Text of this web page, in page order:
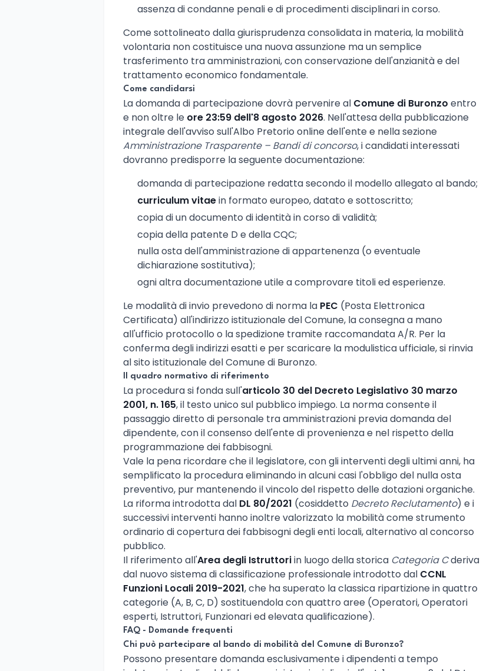
assenza di condanne penali e di procedimenti disciplinari in corso.
Come sottolineato dalla giurisprudenza consolidata in materia, la mobilità
volontaria non costituisce una nuova assunzione ma un semplice
trasferimento tra amministrazioni, con conservazione dell'anzianità e del
trattamento economico fondamentale.
Come candidarsi
La domanda di partecipazione dovrà pervenire al Comune di Buronzo entro
e non oltre le ore 23:59 dell'8 agosto 2026. Nell'attesa della pubblicazione
integrale dell'avviso sull'Albo Pretorio online dell'ente e nella sezione
Amministrazione Trasparente – Bandi di concorso, i candidati interessati
dovranno predisporre la seguente documentazione:
domanda di partecipazione redatta secondo il modello allegato al bando;
curriculum vitaein formato europeo, datato e sottoscritto;
copia di un documento di identità in corso di validità;
copia della patente D e della CQC;
nulla osta dell'amministrazione di appartenenza (o eventuale
dichiarazione sostitutiva);
ogni altra documentazione utile a comprovare titoli ed esperienze.
Le modalità di invio prevedono di norma la PEC (Posta Elettronica
Certificata) all'indirizzo istituzionale del Comune, la consegna a mano
all'ufficio protocollo o la spedizione tramite raccomandata A/R. Per la
conferma degli indirizzi esatti e per scaricare la modulistica ufficiale, si rinvia
al sito istituzionale del Comune di Buronzo.
Il quadro normativo di riferimento
La procedura si fonda sull'articolo 30 del Decreto Legislativo 30 marzo
2001, n. 165, il testo unico sul pubblico impiego. La norma consente il
passaggio diretto di personale tra amministrazioni previa domanda del
dipendente, con il consenso dell'ente di provenienza e nel rispetto della
programmazione dei fabbisogni.
Vale la pena ricordare che il legislatore, con gli interventi degli ultimi anni, ha
semplificato la procedura eliminando in alcuni casi l'obbligo del nulla osta
preventivo, pur mantenendo il vincolo del rispetto delle dotazioni organiche.
La riforma introdotta dal DL 80/2021 (cosiddetto Decreto Reclutamento) e i
successivi interventi hanno inoltre valorizzato la mobilità come strumento
ordinario di copertura dei fabbisogni degli enti locali, alternativo al concorso
pubblico.
Il riferimento all'Area degli Istruttoriin luogo della storica Categoria Cderiva
dal nuovo sistema di classificazione professionale introdotto dal CCNL
Funzioni Locali 2019-2021, che ha superato la classica ripartizione in quattro
categorie (A, B, C, D) sostituendola con quattro aree (Operatori, Operatori
esperti, Istruttori, Funzionari ed elevata qualificazione).
FAQ - Domande frequenti
Chi può partecipare al bando di mobilità del Comune di Buronzo?
Possono presentare domanda esclusivamente i dipendenti a tempo